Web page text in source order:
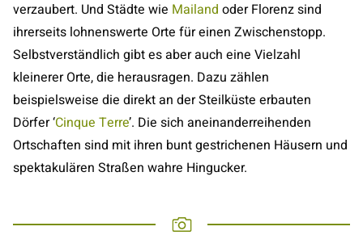
verzaubert. Und Städte wie Mailand oder Florenz sind
ihrerseits lohnenswerte Orte für einen Zwischenstopp.
Selbstverständlich gibt es aber auch eine Vielzahl
kleinerer Orte, die herausragen. Dazu zählen
beispielsweise die direkt an der Steilküste erbauten
Dörfer ‘Cinque Terre’. Die sich aneinanderreihenden
Ortschaften sind mit ihren bunt gestrichenen Häusern und
spektakulären Straßen wahre Hingucker.